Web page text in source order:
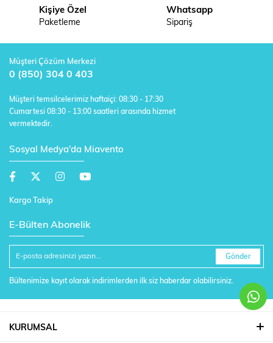
Kişiye Özel
Paketleme
Whatsapp
Sipariş
Müşteri Çözüm Merkezi
0 (850) 304 0 403
Müşteri temsilcelerimiz haftaiçi: 08:30 - 17:30
Cumartesi 08:30 - 13:00 saatleri arasında hizmet
vermektedir.
Sosyal Medya'da Miavento
Kargo Takip
E-Bülten Abonelik
Gönder
Bültenimize kayıt olarak indirimlerden ilk siz haberdar olabilirsiniz.
KURUMSAL